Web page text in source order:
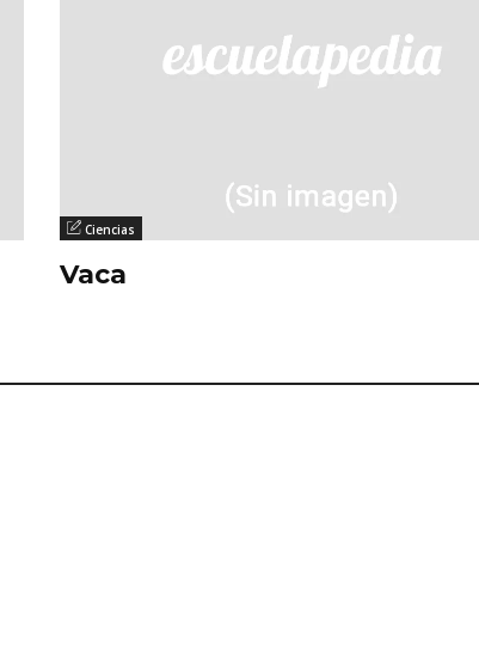
Ciencias
Vaca